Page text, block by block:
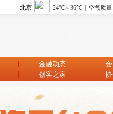
金融动态
创客之家